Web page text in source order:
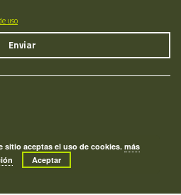
uso
06/08/2026
sitio aceptas el uso de cookies.más
Aceptar